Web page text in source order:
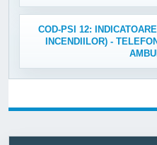
COD-PSI 12:
INCENDIILOR) -